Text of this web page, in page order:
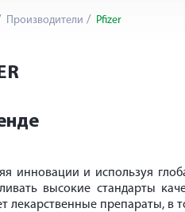
Производители Pfizer
инновации и используя
высокие стандарты
лекарственные препараты,